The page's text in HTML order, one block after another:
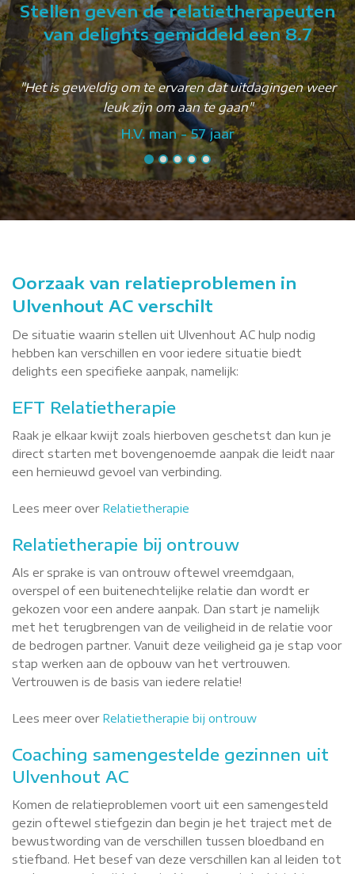
Stellen geven de relatietherapeuten
van delights gemiddeld een 8.7
"Het is geweldig om te ervaren dat uitdagingen weer
leuk zijn om aan te gaan"
H.V. man - 57 jaar
Oorzaak van relatieproblemen in
Ulvenhout AC verschilt
De situatie waarin stellen uit Ulvenhout AC hulp nodig
hebben kan verschillen en voor iedere situatie biedt
delights een specifieke aanpak, namelijk:
EFT Relatietherapie
Raak je elkaar kwijt zoals hierboven geschetst dan kun je
direct starten met bovengenoemde aanpak die leidt naar
een hernieuwd gevoel van verbinding.
Lees meer over Relatietherapie
Relatietherapie bij ontrouw
Als er sprake is van ontrouw oftewel vreemdgaan,
overspel of een buitenechtelijke relatie dan wordt er
gekozen voor een andere aanpak. Dan start je namelijk
met het terugbrengen van de veiligheid in de relatie voor
de bedrogen partner. Vanuit deze veiligheid ga je stap voor
stap werken aan de opbouw van het vertrouwen.
Vertrouwen is de basis van iedere relatie!
Lees meer over Relatietherapie bij ontrouw
Coaching samengestelde gezinnen uit
Ulvenhout AC
Komen de relatieproblemen voort uit een samengesteld
gezin oftewel stiefgezin dan begin je het traject met de
bewustwording van de verschillen tussen bloedband en
stiefband. Het besef van deze verschillen kan al leiden tot